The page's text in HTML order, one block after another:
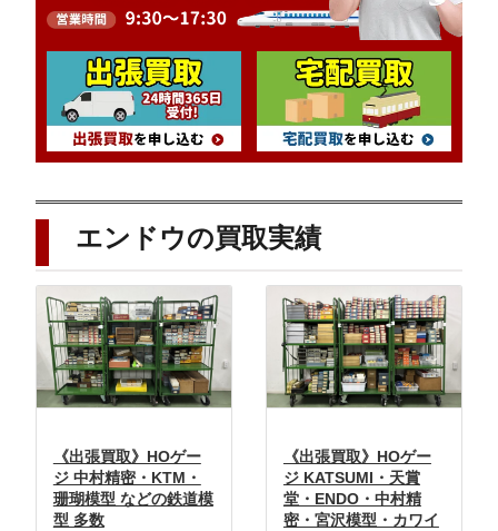
エンドウの買取実績
《出張買取》HOゲー
ジ 中村精密・KTM・
珊瑚模型 などの鉄道模
型 多数
《出張買取》HOゲー
ジ KATSUMI・天賞
堂・ENDO・中村精
密・宮沢模型・カワイ